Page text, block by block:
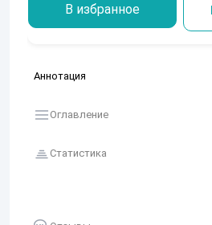
В избранное
Аннотация
Оглавление
Статистика